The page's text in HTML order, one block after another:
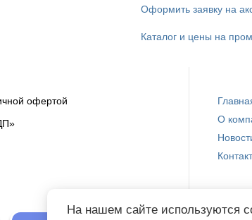
Оформить заявку на
Каталог и цены на
офертой
О
На нашем сайте используются